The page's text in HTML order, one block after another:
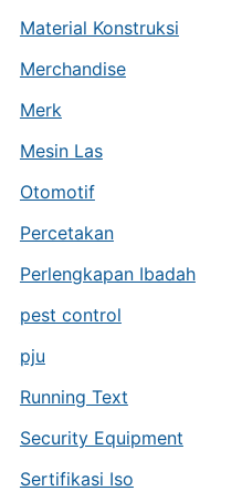
Material Konstruksi
Merchandise
Merk
Mesin Las
Otomotif
Percetakan
Perlengkapan Ibadah
pest control
pju
Running Text
Security Equipment
Sertifikasi Iso